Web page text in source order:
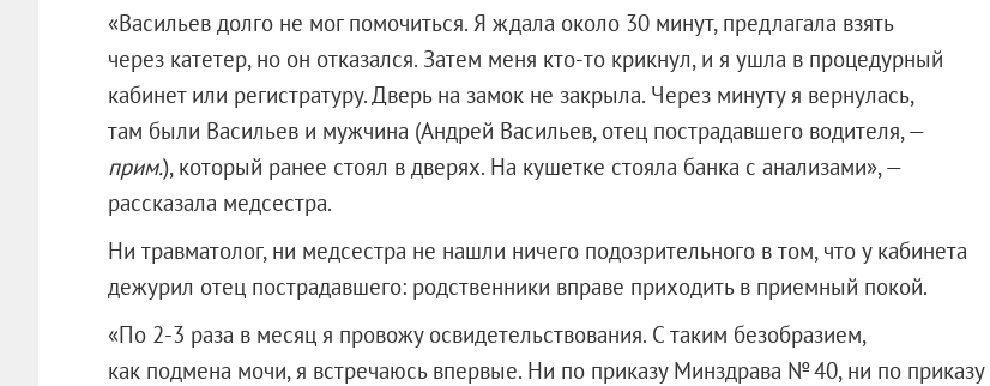
«Васильев долго не мог помочиться. Я ждала около 30 минут, предлагала взять
через катетер, но он отказался. Затем меня кто-то крикнул, и я ушла в процедурный
кабинет или регистратуру. Дверь на замок не закрыла. Через минуту я вернулась,
там были Васильев и мужчина (Андрей Васильев, отец пострадавшего водителя, —
прим.), который ранее стоял в дверях. На кушетке стояла банка с анализами», —
рассказала медсестра.
Ни травматолог, ни медсестра не нашли ничего подозрительного в том, что у кабинета
дежурил отец пострадавшего: родственники вправе приходить в приемный покой.
«По 2-3 раза в месяц я провожу освидетельствования. С таким безобразием,
как подмена мочи, я встречаюсь впервые. Ни по приказу Минздрава № 40, ни по приказу